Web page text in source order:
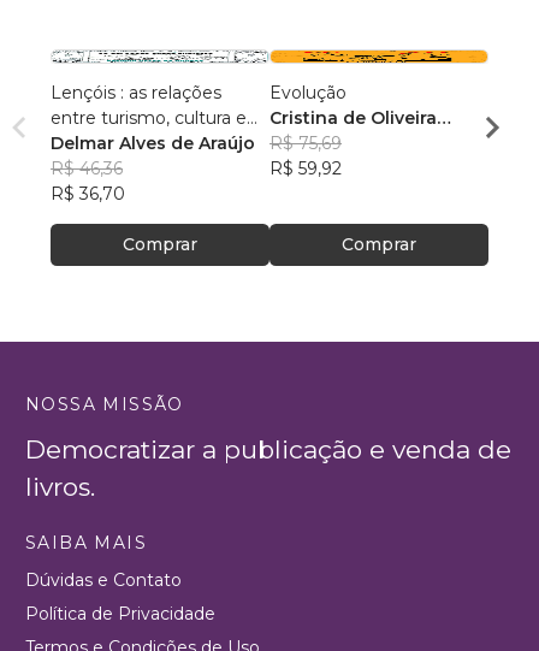
Lençóis : as relações
entre turismo, cultura e
ambiente
Delmar Alves de Araújo
R$ 46,36
R$ 36,70
Comprar
Evolução
Cristina de Oliveira
Leopoldino Rodrigues
R$ 75,69
R$ 59,92
Comprar
R$
NOSSA MISSÃO
Democratizar a publicação e venda de
livros.
SAIBA MAIS
Dúvidas e Contato
Política de Privacidade